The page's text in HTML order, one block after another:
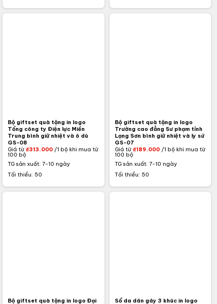
Bộ giftset quà tặng in logo
Tổng công ty Điện lực Miền
Trung bình giữ nhiệt và ô dù
GS-08
Giá từ ₫313.000 /1 bộ khi mua từ
100 bộ
TG sản xuất: 7-10 ngày
Tối thiểu: 50
Bộ giftset quà tặng in logo
Trường cao đẳng Sư phạm tỉnh
Lạng Sơn bình giữ nhiệt và ly sứ
GS-07
Giá từ ₫189.000/1 bộ khi mua từ
100 bộ
TG sản xuất: 7-10 ngày
Tối thiểu: 50
Bộ giftset quà tặng in logo Đại Sổ da dán gáy 3 khúc in logo